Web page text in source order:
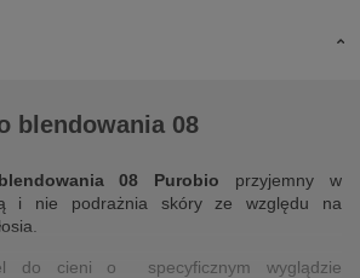
blendowania 08
08 Purobio przyjemny w
i nie podrażnia skóry ze względu na
do cieni o specyficznym wyglądzie